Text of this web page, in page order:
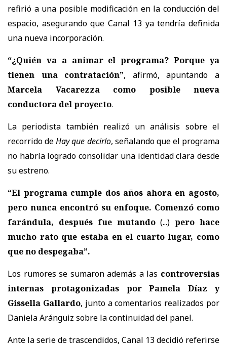
refirió a una posible modificación en la conducción del
espacio, asegurando que Canal 13 ya tendría definida
una nueva incorporación.
“¿Quién va a animar el programa? Porque ya
tienen una contratación”, afirmó, apuntando a
Marcela Vacarezza como posible nueva
conductora del proyecto.
La periodista también realizó un análisis sobre el
recorrido deHay que decirlo, señalando que el programa
no habría logrado consolidar una identidad clara desde
su estreno.
“El programa cumple dos años ahora en agosto,
pero nunca encontró su enfoque. Comenzó como
farándula, después fue mutando(...)pero hace
mucho rato que estaba en el cuarto lugar, como
que no despegaba”.
Los rumores se sumaron además a las controversias
internas protagonizadas por Pamela Díaz y
Gissella Gallardo, junto a comentarios realizados por
Daniela Aránguiz sobre la continuidad del panel.
Ante la serie de trascendidos, Canal 13 decidió referirse